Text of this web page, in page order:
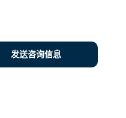
发送咨询信息